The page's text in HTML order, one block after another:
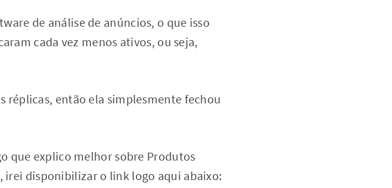
de análise de anúncios, o que isso
cada vez menos ativos, ou seja,
réplicas, então ela simplesmente fechou
que explico melhor sobre Produtos
irei disponibilizar o link logo aqui abaixo: